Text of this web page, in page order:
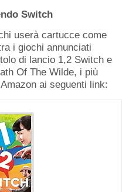
Switch
userà cartucce come
i giochi annunciati
di lancio 1,2 Switch e
Of The Wilde, i più
ai seguenti link: